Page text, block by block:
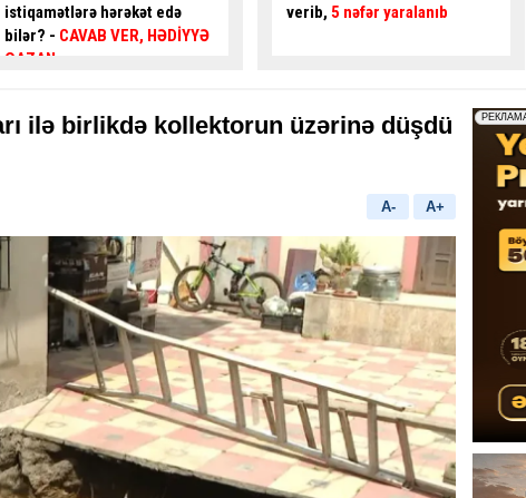
verib,5 nəfər yaralanıb
gənc az qalaasfalta
ilə birlikdə kollektorun üzərinə düşdü
A- A+